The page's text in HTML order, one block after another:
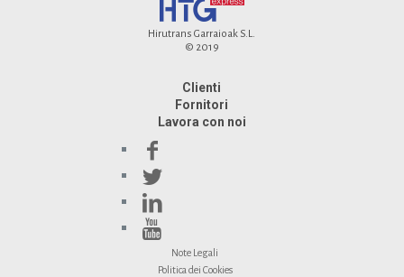
Hirutrans Garraioak S.L.
© 2019
Clienti
Fornitori
Lavora con noi
Note Legali
Politica dei Cookies